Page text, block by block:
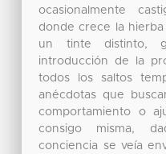
ocasionalmente
donde crece la
un tinte distinto,
introducción de la
todos los saltos
anécdotas que
comportamiento o
consigo misma,
conciencia se veía